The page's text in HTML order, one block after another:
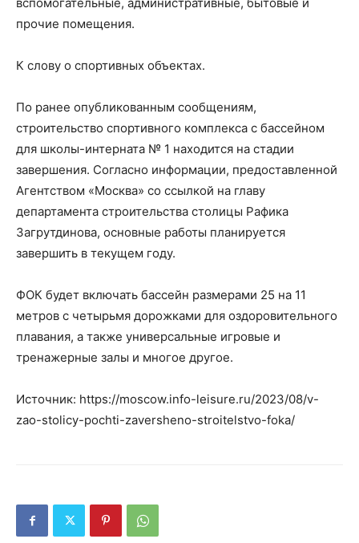
прочие помещения.
К слову о спортивных объектах.
По ранее опубликованным сообщениям,
строительство спортивного комплекса с бассейном
для школы-интерната № 1 находится на стадии
завершения. Согласно информации, предоставленной
Агентством «Москва» со ссылкой на главу
департамента строительства столицы Рафика
Загрутдинова, основные работы планируется
завершить в текущем году.
ФОК будет включать бассейн размерами 25 на 11
метров с четырьмя дорожками для оздоровительного
плавания, а также универсальные игровые и
тренажерные залы и многое другое.
Источник: https://moscow.info-leisure.ru/2023/08/v-
zao-stolicy-pochti-zaversheno-stroitelstvo-foka/